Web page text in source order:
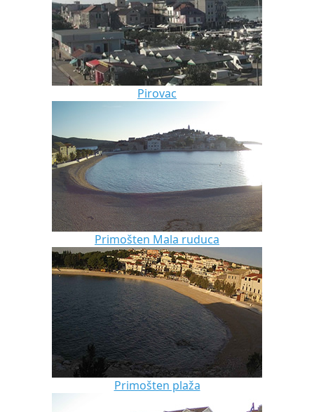
Pirovac
Primošten Mala ruduca
Primošten plaža